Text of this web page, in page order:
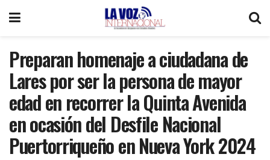
Preparan homenaje a ciudadana de
Lares por ser la persona de mayor
edad en recorrer la Quinta Avenida
en ocasión del Desfile Nacional
Puertorriqueño en Nueva York 2024